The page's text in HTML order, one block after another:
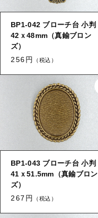
BP1-042 ブローチ台 小判
42ｘ48mm（真鍮ブロン
ズ）
256円
（税込）
BP1-043 ブローチ台 小判
41ｘ51.5mm（真鍮ブロン
ズ）
267円
（税込）